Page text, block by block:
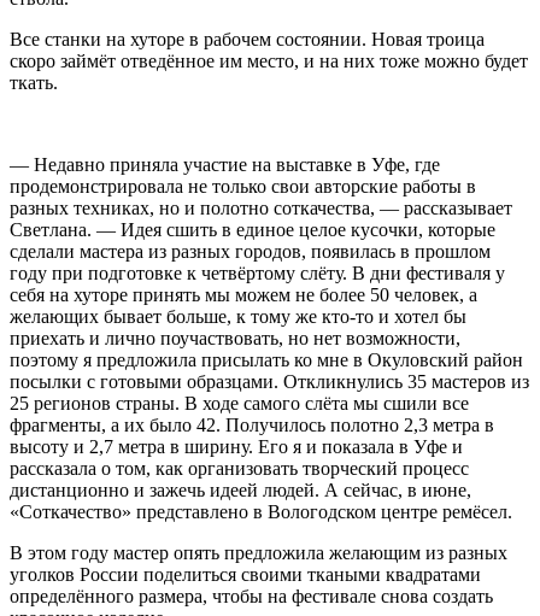
Все станки на хуторе в рабочем состоянии. Новая троица
скоро займёт отведённое им место, и на них тоже можно будет
ткать.
— Недавно приняла участие на выставке в Уфе, где
продемонстрировала не только свои авторские работы в
разных техниках, но и полотно соткачества, — рассказывает
Светлана. — Идея сшить в единое целое кусочки, которые
сделали мастера из разных городов, появилась в прошлом
году при подготовке к четвёртому слёту. В дни фестиваля у
себя на хуторе принять мы можем не более 50 человек, а
желающих бывает больше, к тому же кто-то и хотел бы
приехать и лично поучаствовать, но нет возможности,
поэтому я предложила присылать ко мне в Окуловский район
посылки с готовыми образцами. Откликнулись 35 мастеров из
25 регионов страны. В ходе самого слёта мы сшили все
фрагменты, а их было 42. Получилось полотно 2,3 метра в
высоту и 2,7 метра в ширину. Его я и показала в Уфе и
рассказала о том, как организовать творческий процесс
дистанционно и зажечь идеей людей. А сейчас, в июне,
«Соткачество» представлено в Вологодском центре ремёсел.
В этом году мастер опять предложила желающим из разных
уголков России поделиться своими ткаными квадратами
определённого размера, чтобы на фестивале снова создать